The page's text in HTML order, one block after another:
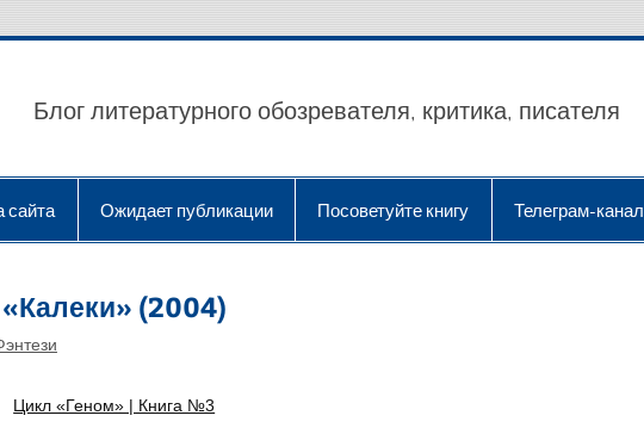
Блог литературного обозревателя, критика, писателя
сайта Ожидает публикации Посоветуйте книгу Телеграм-канал
(2004)
Цикл «Геном» | Книга №3